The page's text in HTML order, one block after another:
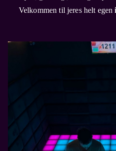
Velkommen til jeres helt egen